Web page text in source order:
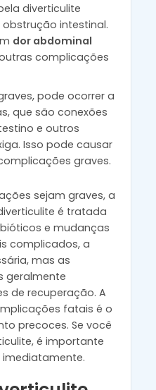
diverticulite
intestinal.
dor abdominal
complicações
pode ocorrer a
que são conexões
e outros
Isso pode causar
graves.
sejam graves, a
é tratada
e mudanças
complicados, a
mas as
geralmente
de recuperação. A
fatais é o
precoces. Se você
é importante